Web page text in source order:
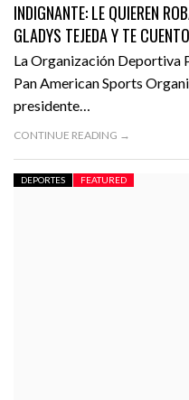
INDIGNANTE: LE QUIEREN
GLADYS TEJEDA Y TE
La Organización Deportiva
Pan American Sports
presidente…
CONTINUE READING →
DEPORTES FEATURED